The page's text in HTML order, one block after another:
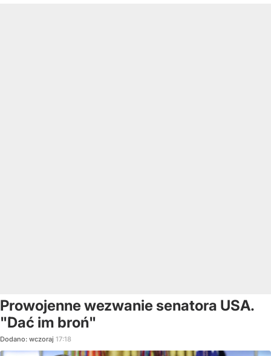
Prowojenne wezwanie senatora USA.
"Dać im broń"
Dodano: wczoraj 17:18